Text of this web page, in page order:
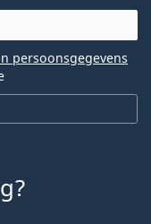
persoonsgegevens